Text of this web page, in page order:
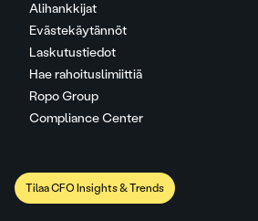
Alihankkijat
Evästekäytännöt
Laskutustiedot
Hae rahoituslimiittiä
Ropo Group
Compliance Center
Tilaa CFO Insights & Trends